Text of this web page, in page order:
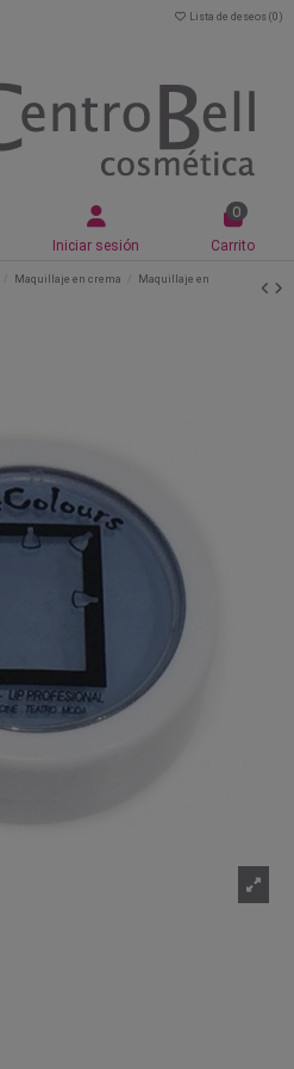
Lista de deseos (0 )
Iniciar sesión
0
Carrito
Maquillaje en crema
Maquillaje en